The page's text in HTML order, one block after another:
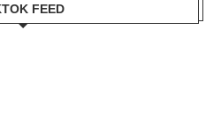
FEED